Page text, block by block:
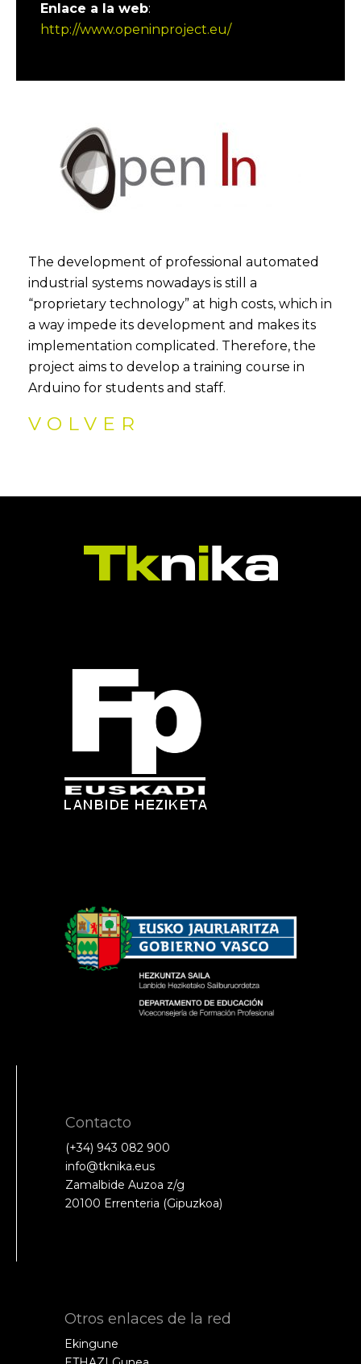
Enlace a la web:
http://www.openinproject.eu/
The development of professional automated
industrial systems nowadays is still a
“proprietary technology” at high costs, which in
a way impede its development and makes its
implementation complicated. Therefore, the
project aims to develop a training course in
Arduino for students and staff.
VOLVER
Contacto
(+34) 943 082 900
info@tknika.eus
Zamalbide Auzoa z/g
20100 Errenteria (Gipuzkoa)
Otros enlaces de la red
Ekingune